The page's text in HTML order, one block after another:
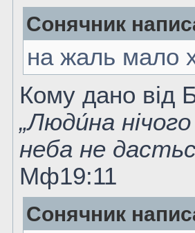
Сонячник
на жаль мало
Кому дано від
„Люди́на
неба не
Мф19:11
Сонячник